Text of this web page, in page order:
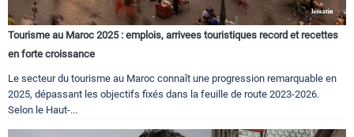
Tourisme au Maroc 2025 : emplois, arrivees touristiques record et recettes
en forte croissance
Le secteur du tourisme au Maroc connaît une progression remarquable en
2025, dépassant les objectifs fixés dans la feuille de route 2023-2026.
Selon le Haut-...